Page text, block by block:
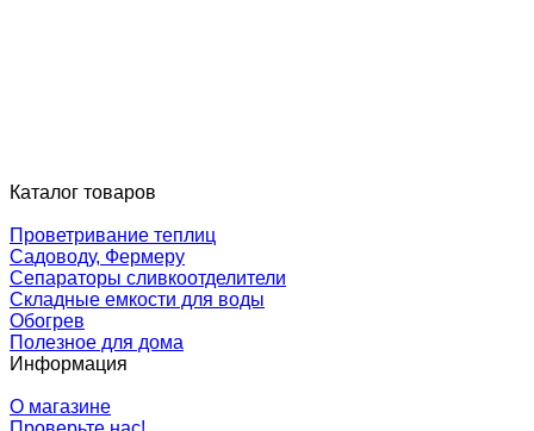
Каталог товаров
Проветривание теплиц
Садоводу, Фермеру
Сепараторы сливкоотделители
Складные емкости для воды
Обогрев
Полезное для дома
Информация
О магазине